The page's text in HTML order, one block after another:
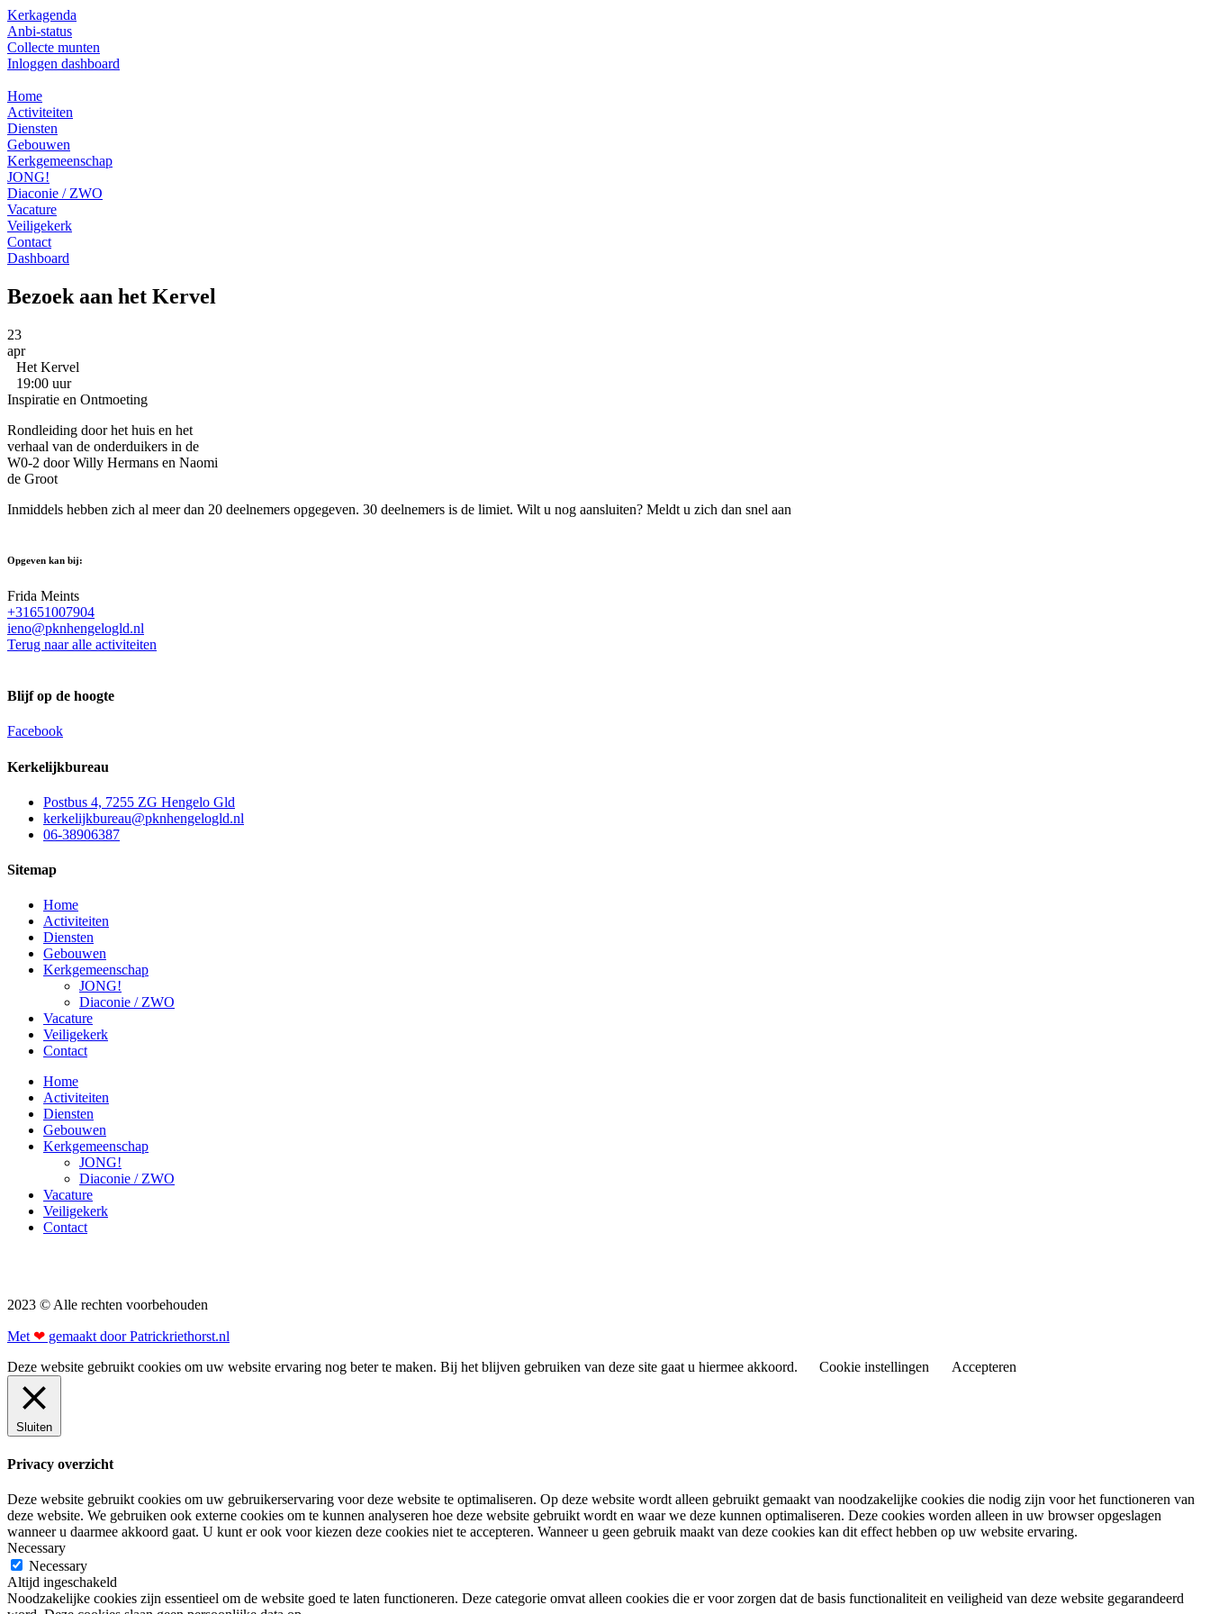
Ga
naar
de
inhoud
Kerkagenda
Anbi-status
Collecte munten
Inloggen dashboard
Home
Activiteiten
Diensten
Gebouwen
Kerkgemeenschap
JONG!
Diaconie / ZWO
Vacature
Veiligekerk
Contact
Dashboard
Bezoek aan het Kervel
23
apr
Het Kervel
19:00 uur
Inspiratie en Ontmoeting
Rondleiding door het huis en het
verhaal van de onderduikers in de
W0-2 door Willy Hermans en Naomi
de Groot
Inmiddels hebben zich al meer dan 20 deelnemers opgegeven. 30 deelnemers is de limiet. Wilt u nog aansluiten? Meldt u zich dan snel aan
Opgeven kan bij:
Frida Meints
+31651007904
ieno@pknhengelogld.nl
Terug naar alle activiteiten
Blijf op de hoogte
Facebook
Kerkelijkbureau
Postbus 4, 7255 ZG Hengelo Gld
kerkelijkbureau@pknhengelogld.nl
06-38906387
Sitemap
Home
Activiteiten
Diensten
Gebouwen
Kerkgemeenschap
JONG!
Diaconie / ZWO
Vacature
Veiligekerk
Contact
Home
Activiteiten
Diensten
Gebouwen
Kerkgemeenschap
JONG!
Diaconie / ZWO
Vacature
Veiligekerk
Contact
2023 © Alle rechten voorbehouden
Met ❤ gemaakt door Patrickriethorst.nl
Deze website gebruikt cookies om uw website ervaring nog beter te maken. Bij het blijven gebruiken van deze site gaat u hiermee akkoord.
Cookie instellingen Accepteren
Sluiten
Privacy overzicht
Deze website gebruikt cookies om uw gebruikerservaring voor deze website te optimaliseren. Op deze website wordt alleen gebruikt gemaakt van noodzakelijke cookies die nodig zijn voor het functioneren van
deze website. We gebruiken ook externe cookies om te kunnen analyseren hoe deze website gebruikt wordt en waar we deze kunnen optimaliseren. Deze cookies worden alleen in uw browser opgeslagen
wanneer u daarmee akkoord gaat. U kunt er ook voor kiezen deze cookies niet te accepteren. Wanneer u geen gebruik maakt van deze cookies kan dit effect hebben op uw website ervaring.
Necessary
Necessary
Altijd ingeschakeld
Noodzakelijke cookies zijn essentieel om de website goed te laten functioneren. Deze categorie omvat alleen cookies die er voor zorgen dat de basis functionaliteit en veiligheid van deze website gegarandeerd